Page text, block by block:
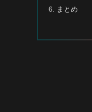
まとめ